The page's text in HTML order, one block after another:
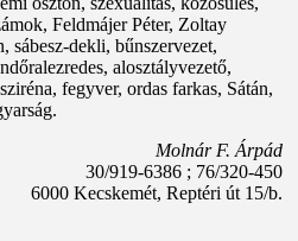
Feldmájer Péter, Zoltay
sábesz-dekli, bűnszervezet,
alosztályvezető,
fegyver, ordas farkas, Sátán,
Molnár F. Árpád
30/919-6386 ; 76/320-450
6000 Kecskemét, Reptéri út 15/b.